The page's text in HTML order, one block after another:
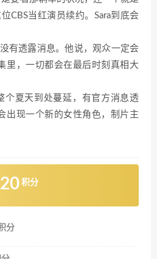
CBS当红演员续约。Sara到底会
有透露消息。他说，观众一定会
里，一切都会在最后时刻真相大
个夏天到处蔓延，有官方消息透
出现一个新的女性角色，制片主
20 积分
分